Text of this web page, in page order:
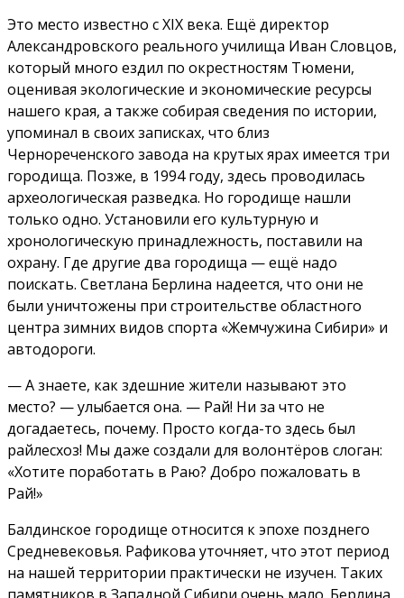
Это место известно с XIX века. Ещё директор
Александровского реального училища Иван Словцов,
который много ездил по окрестностям Тюмени,
оценивая экологические и экономические ресурсы
нашего края, а также собирая сведения по истории,
упоминал в своих записках, что близ
Чернореченского завода на крутых ярах имеется три
городища. Позже, в 1994 году, здесь проводилась
археологическая разведка. Но городище нашли
только одно. Установили его культурную и
хронологическую принадлежность, поставили на
охрану. Где другие два городища — ещё надо
поискать. Светлана Берлина надеется, что они не
были уничтожены при строительстве областного
центра зимних видов спорта «Жемчужина Сибири» и
автодороги.
— А знаете, как здешние жители называют это
место? — улыбается она. — Рай! Ни за что не
догадаетесь, почему. Просто когда-то здесь был
райлесхоз! Мы даже создали для волонтёров слоган:
«Хотите поработать в Раю? Добро пожаловать в
Рай!»
Балдинское городище относится к эпохе позднего
Средневековья. Рафикова уточняет, что этот период
на нашей территории практически не изучен. Таких